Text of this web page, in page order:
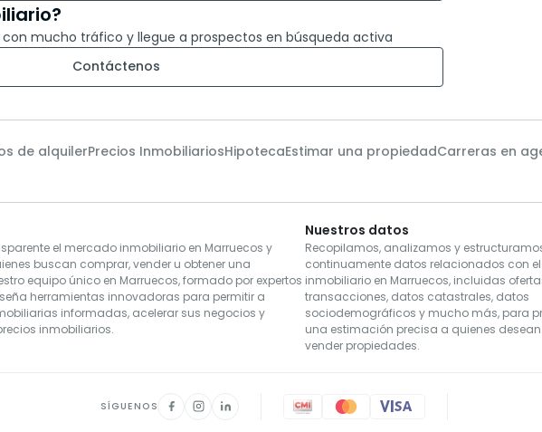
mucho tráfico y llegue a prospectos en búsqueda activa
Contáctenos
de alquilerPrecios InmobiliariosHipotecaEstimar una propiedadCarreras en
el mercado inmobiliario en Marruecos y
buscan comprar, vender u obtener una
equipo único en Marruecos, formado por expertos
herramientas innovadoras para permitir a
informadas, acelerar sus negocios y
inmobiliarios.
Nuestros datos
Recopilamos, analizamos y
continuamente datos relacionados con el
inmobiliario en Marruecos, incluidas
transacciones, datos catastrales, datos
sociodemográficos y mucho más, para
una estimación precisa a quienes desean
vender propiedades.
SÍGUENOS